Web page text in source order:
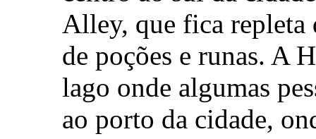
Alley, que fica repleta
de poções e runas. A
lago onde algumas
ao porto da cidade,